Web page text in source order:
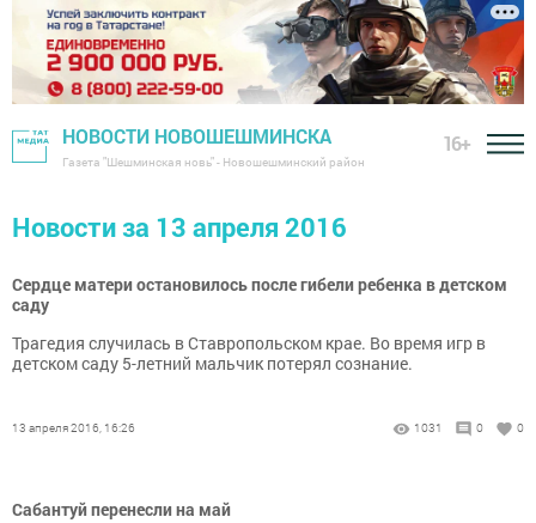
НОВОСТИ НОВОШЕШМИНСКА
Газета "Шешминская новь" - Новошешминский район
16+
Новости за 13 апреля 2016
Cердце матери остановилось после гибели ребенка в детском
саду
Трагедия случилась в Ставропольском крае. Во время игр в
детском саду 5-летний мальчик потерял сознание.
13 апреля 2016, 16:26 1031 0 0
Сабантуй перенесли на май